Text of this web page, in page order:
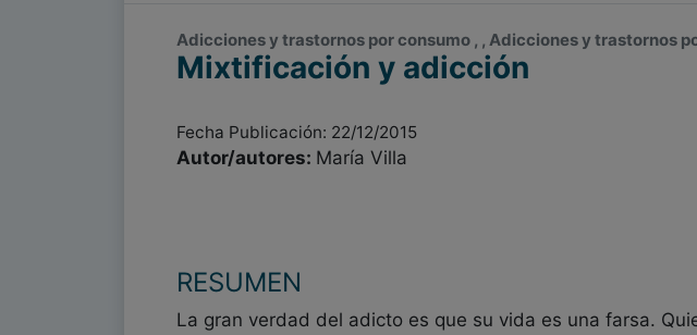
Adicciones y trastornos por consumo , , Adicciones y trastornos
Mixtificación y adicción
Fecha Publicación: 22/12/2015
Autor/autores: María Villa
RESUMEN
La gran verdad del adicto es que su vida es una farsa.